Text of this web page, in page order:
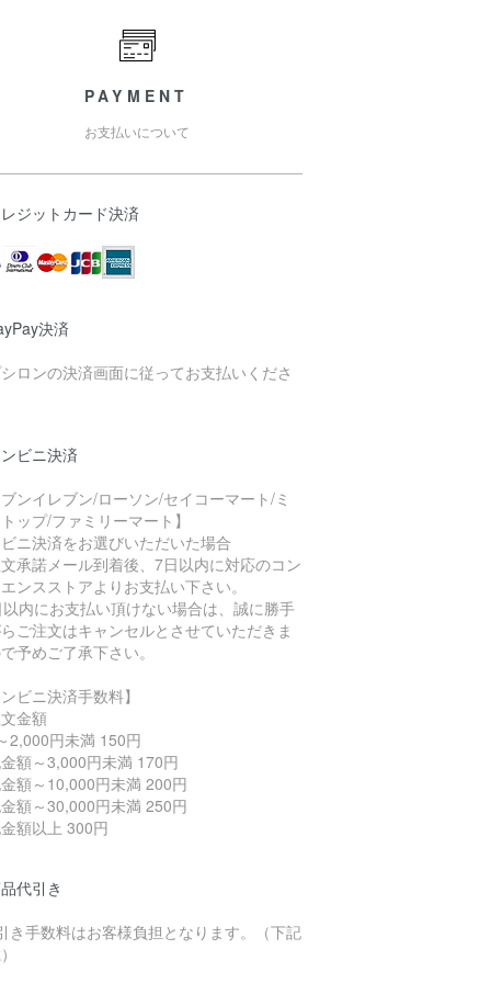
PAYMENT
お支払いについて
ジットカード決済
決済
ロンの決済画面に従ってお支払いくださ
ビニ決済
ブンイレブン/ローソン/セイコーマート/ミ
ップ/ファミリーマート】
ニ決済をお選びいただいた場合
承諾メール到着後、7日以内に対応のコン
ンスストアよりお支払い下さい。
内にお支払い頂けない場合は、誠に勝手
ご注文はキャンセルとさせていただきま
予めご了承下さい。
ンビニ決済手数料】
金額
2,000円未満 150円
金額～3,000円未満 170円
金額～10,000円未満 200円
金額～30,000円未満 250円
金額以上 300円
代引き
き手数料はお客様負担となります。（下記